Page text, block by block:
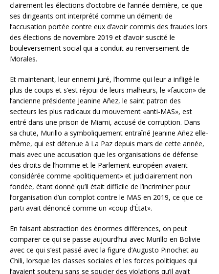
clairement les élections d’octobre de l’année dernière, ce que
ses dirigeants ont interprété comme un démenti de
l’accusation portée contre eux d’avoir commis des fraudes lors
des élections de novembre 2019 et d’avoir suscité le
bouleversement social qui a conduit au renversement de
Morales.
Et maintenant, leur ennemi juré, l’homme qui leur a infligé le
plus de coups et s’est réjoui de leurs malheurs, le «faucon» de
l’ancienne présidente Jeanine Añez, le saint patron des
secteurs les plus radicaux du mouvement «anti-MAS», est
entré dans une prison de Miami, accusé de corruption. Dans
sa chute, Murillo a symboliquement entraîné Jeanine Añez elle-
même, qui est détenue à La Paz depuis mars de cette année,
mais avec une accusation que les organisations de défense
des droits de l’homme et le Parlement européen avaient
considérée comme «politiquement» et judiciairement non
fondée, étant donné qu’il était difficile de l’incriminer pour
l’organisation d’un complot contre le MAS en 2019, ce que ce
parti avait dénoncé comme un «coup d’État».
En faisant abstraction des énormes différences, on peut
comparer ce qui se passe aujourd’hui avec Murillo en Bolivie
avec ce qui s’est passé avec la figure d’Augusto Pinochet au
Chili, lorsque les classes sociales et les forces politiques qui
l’avaient soutenu sans se soucier des violations qu’il avait